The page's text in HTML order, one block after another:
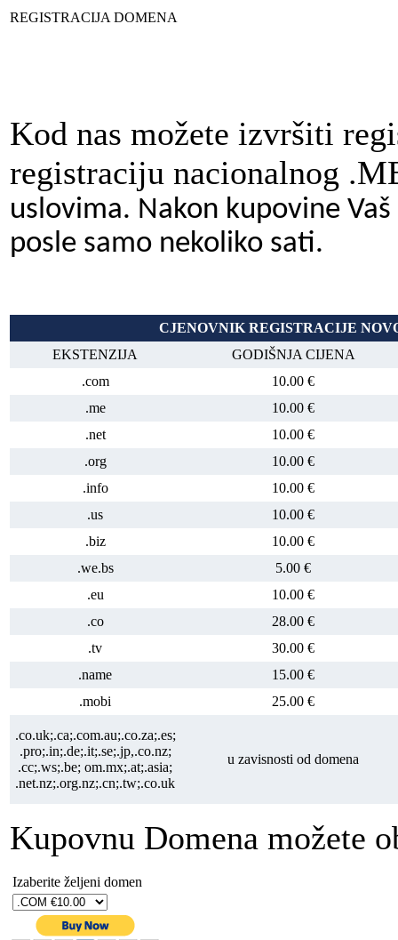
REGISTRACIJA DOMENA
Kod nas možete izvršiti
registraciju nacionalnog
uslovima. Nakon kupovine
posle samo nekoliko sati.
CJENOVNIK REGISTRACIJE
EKSTENZIJA
GODIŠNJA CIJENA
.com
10.00 €
.me
10.00 €
.net
10.00 €
.org
10.00 €
.info
10.00 €
.us
10.00 €
.biz
10.00 €
.we.bs
5.00 €
.eu
10.00 €
.co
28.00 €
.tv
30.00 €
.name
15.00 €
.mobi
25.00 €
.co.uk;.ca;.com.au;.co.za;.es;
.pro;.in;.de;.it;.se;.jp,.co.nz;
.cc;.ws;.be; om.mx;.at;.asia;
.net.nz;.org.nz;.cn;.tw;.co.uk
u zavisnosti od domena
Kupovnu Domena možete
Izaberite željeni domen